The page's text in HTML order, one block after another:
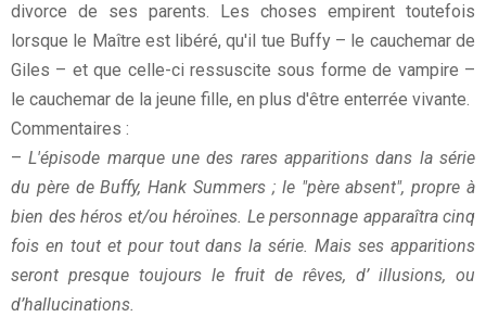
divorce de ses parents. Les choses empirent toutefois
lorsque le Maître est libéré, qu'il tue Buffy – le cauchemar de
Giles – et que celle-ci ressuscite sous forme de vampire –
le cauchemar de la jeune fille, en plus d'être enterrée vivante.
Commentaires :
–L'épisode marque une des rares apparitions dans la série
du père de Buffy, Hank Summers ; le "père absent", propre à
bien des héros et/ou héroïnes. Le personnage apparaîtra cinq
fois en tout et pour tout dans la série. Mais ses apparitions
seront presque toujours le fruit de rêves, d’ illusions, ou
d’hallucinations.